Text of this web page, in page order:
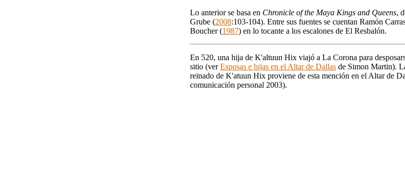
Lo anterior se basa en Chronicle of the Maya Kings and Queens,
Grube (2008:103-104). Entre sus fuentes se cuentan Ramón
Boucher (1987) en lo tocante a los escalones de El Resbalón.
En 520, una hija de K'altuun Hix viajó a La Corona para
sitio (verEsposas e hijas en el Altar de Dallas de Simon Martin).
reinado de K'atuun Hix proviene de esta mención en el Altar de
comunicación personal 2003).